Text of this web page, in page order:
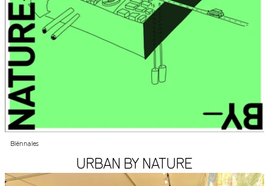
Biënnales
URBAN BY NATURE